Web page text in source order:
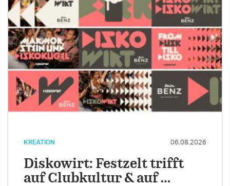
KREATION 06.08.2026
Diskowirt: Festzelt trifft
auf Clubkultur & auf …